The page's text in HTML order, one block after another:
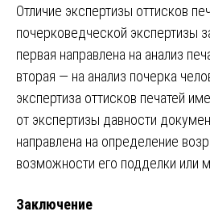
Отличие экспертизы оттисков
почерковедческой экспертизы
первая направлена на анализ
вторая — на анализ почерка
экспертиза оттисков печатей
от экспертизы давности
направлена на определение
возможности его подделки или
Заключение